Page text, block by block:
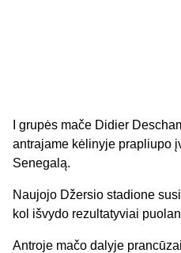
I grupės mače Didier
antrajame kėlinyje prapliupo
Senegalą.
Naujojo Džersio stadione
kol išvydo rezultatyviai
Antroje mačo dalyje